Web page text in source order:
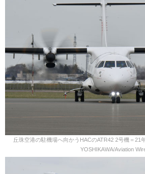
丘珠空港の駐機場へ向かうHACのATR42 2号機＝21
YOSHIKAWA/Aviation